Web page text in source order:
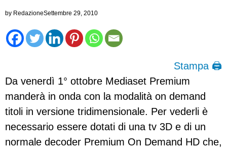
by RedazioneSettembre 29, 2010
Stampa 🖨
Da venerdì 1° ottobre Mediaset Premium
manderà in onda con la modalità on demand
titoli in versione tridimensionale. Per vederli è
necessario essere dotati di una tv 3D e di un
normale decoder Premium On Demand HD che,